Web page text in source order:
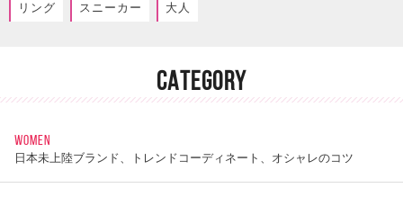
リング スニーカー 大人
CATEGORY
WOMEN
日本未上陸ブランド、トレンドコーディネート、オシャレのコツ